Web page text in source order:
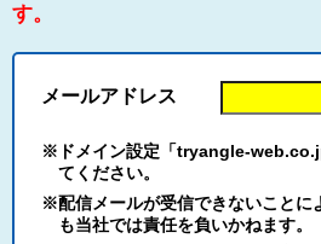
す。
メールアドレス
※ドメイン設定「tryangle-
てください。
※配信メールが受信できないことに
も当社では責任を負いかねます。